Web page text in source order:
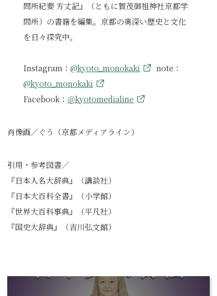
問所紀要 方丈記』（ともに賀茂御祖神社京都学
問所）の書籍を編集。京都の奥深い歴史と文化
を日々探究中。
Instagram：@kyoto_monokaki
note：
@kyoto_monokaki
Facebook： ＠kyotomedialine
肖像画／ぐう（京都メディアライン）
引用・参考図書／
『日本人名大辞典』（講談社）
『日本大百科全書』（小学館）
『世界大百科事典』（平凡社）
『国史大辞典』（吉川弘文館）